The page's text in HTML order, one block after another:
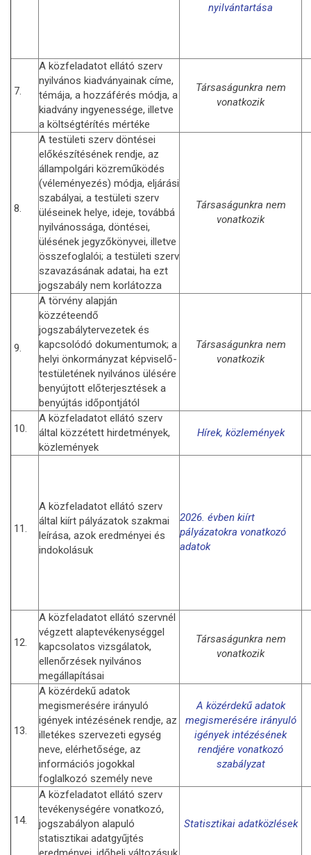
nyilvántartása
7.
A közfeladatot ellátó szerv
nyilvános kiadványainak címe,
témája, a hozzáférés módja, a
kiadvány ingyenessége, illetve
a költségtérítés mértéke
Társaságunkra nem
vonatkozik
8.
A testületi szerv döntései
előkészítésének rendje, az
állampolgári közreműködés
(véleményezés) módja, eljárási
szabályai, a testületi szerv
üléseinek helye, ideje, továbbá
nyilvánossága, döntései,
ülésének jegyzőkönyvei, illetve
összefoglalói; a testületi szerv
szavazásának adatai, ha ezt
jogszabály nem korlátozza
Társaságunkra nem
vonatkozik
9.
A törvény alapján
közzéteendő
jogszabálytervezetek és
kapcsolódó dokumentumok; a
helyi önkormányzat képviselő-
testületének nyilvános ülésére
benyújtott előterjesztések a
benyújtás időpontjától
Társaságunkra nem
vonatkozik
10.
A közfeladatot ellátó szerv
által közzétett hirdetmények,
közlemények
Hírek, közlemények
11.
A közfeladatot ellátó szerv
által kiírt pályázatok szakmai
leírása, azok eredményei és
indokolásuk
2026. évben kiírt
pályázatokra vonatkozó
adatok
12.
A közfeladatot ellátó szervnél
végzett alaptevékenységgel
kapcsolatos vizsgálatok,
ellenőrzések nyilvános
megállapításai
Társaságunkra nem
vonatkozik
13.
A közérdekű adatok
megismerésére irányuló
igények intézésének rendje, az
illetékes szervezeti egység
neve, elérhetősége, az
információs jogokkal
foglalkozó személy neve
A közérdekű adatok
megismerésére irányuló
igények intézésének
rendjére vonatkozó
szabályzat
14.
A közfeladatot ellátó szerv
tevékenységére vonatkozó,
jogszabályon alapuló
statisztikai adatgyűjtés
Statisztikai adatközlések